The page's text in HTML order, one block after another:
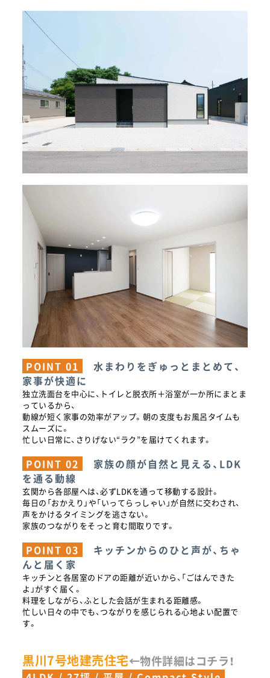
POINT 01
水まわりをぎゅっとまとめて、
家事が快適に
独立洗面台を中心に、トイレと脱衣所＋浴室が一か所にまとま
っているから、
動線が短く家事の効率がアップ。朝の支度もお風呂タイムも
スムーズに。
忙しい日常に、さりげない“ラク”を届けてくれます。
POINT 02
家族の顔が自然と見える、LDK
を通る動線
玄関から各部屋へは、必ずLDKを通って移動する設計。
毎日の「おかえり」や「いってらっしゃい」が自然に交わされ、
声をかけるタイミングを逃さない。
家族のつながりをそっと育む間取りです。
POINT 03
キッチンからのひと声が、ちゃ
んと届く家
キッチンと各居室のドアの距離が近いから、「ごはんできた
よ」がすぐ届く。
料理をしながら、ふとした会話が生まれる距離感。
忙しい日々の中でも、つながりを感じられる心地よい配置で
す。
黒川7号地建売住宅←物件詳細はコチラ！